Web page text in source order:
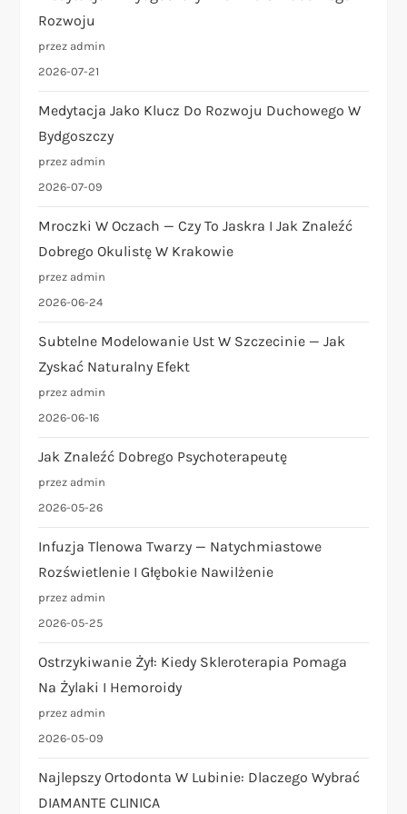
Rozwoju
przez admin
2026-07-21
Medytacja Jako Klucz Do Rozwoju Duchowego W
Bydgoszczy
przez admin
2026-07-09
Mroczki W Oczach — Czy To Jaskra I Jak Znaleźć
Dobrego Okulistę W Krakowie
przez admin
2026-06-24
Subtelne Modelowanie Ust W Szczecinie — Jak
Zyskać Naturalny Efekt
przez admin
2026-06-16
Jak Znaleźć Dobrego Psychoterapeutę
przez admin
2026-05-26
Infuzja Tlenowa Twarzy — Natychmiastowe
Rozświetlenie I Głębokie Nawilżenie
przez admin
2026-05-25
Ostrzykiwanie Żył: Kiedy Skleroterapia Pomaga
Na Żylaki I Hemoroidy
przez admin
2026-05-09
Najlepszy Ortodonta W Lubinie: Dlaczego Wybrać
DIAMANTE CLINICA